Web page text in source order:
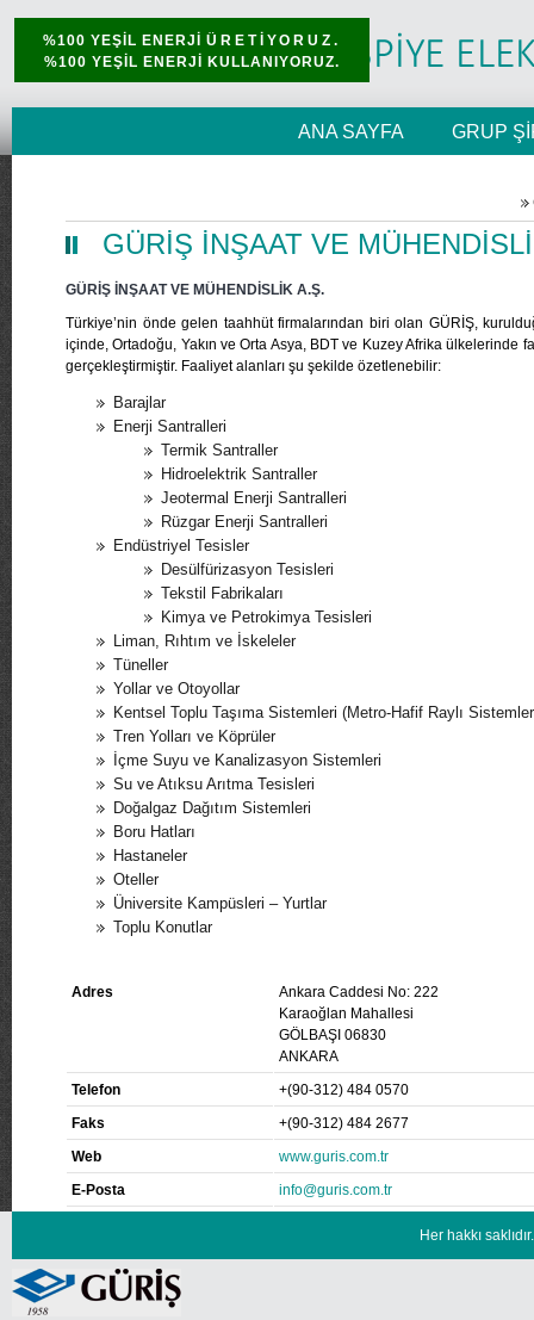
%100 YEŞİL ENERJİÜRETİYORUZ.
%100 YEŞİL ENERJİ KULLANIYORUZ.
ANA SAYFA GRUP
GÜRİŞ İNŞAAT VE
GÜRİŞ İNŞAAT VE MÜHENDİSLİK A.Ş.
Türkiye’nin önde gelen taahhüt firmalarından biri olan GÜRİŞ,
içinde, Ortadoğu, Yakın ve Orta Asya, BDT ve Kuzey Afrika
gerçekleştirmiştir. Faaliyet alanları şu şekilde özetlenebilir:
Barajlar
Enerji Santralleri
Termik Santraller
Hidroelektrik Santraller
Jeotermal Enerji Santralleri
Rüzgar Enerji Santralleri
Endüstriyel Tesisler
Desülfürizasyon Tesisleri
Tekstil Fabrikaları
Kimya ve Petrokimya Tesisleri
Liman, Rıhtım ve İskeleler
Tüneller
Yollar ve Otoyollar
Kentsel Toplu Taşıma Sistemleri (Metro-Hafif Raylı
Tren Yolları ve Köprüler
İçme Suyu ve Kanalizasyon Sistemleri
Su ve Atıksu Arıtma Tesisleri
Doğalgaz Dağıtım Sistemleri
Boru Hatları
Hastaneler
Oteller
Üniversite Kampüsleri – Yurtlar
Toplu Konutlar
Adres
Ankara Caddesi No: 222
Karaoğlan Mahallesi
GÖLBAŞI 06830
ANKARA
Telefon
+(90-312) 484 0570
Faks
+(90-312) 484 2677
Web
www.guris.com.tr
E-Posta
info@guris.com.tr
Her hakkı